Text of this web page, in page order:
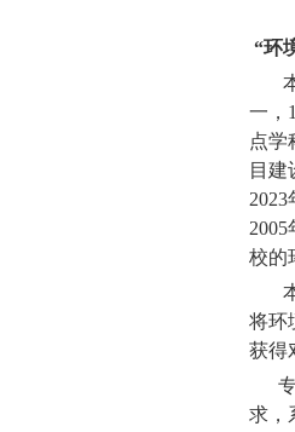
“环
本
一，
点学
目建
2023
校的
本
将环
获得
专
求，